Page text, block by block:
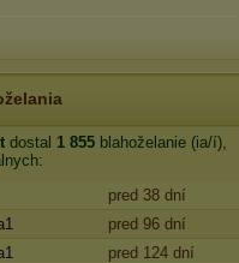
dostal 1 855 blahoželanie (ia/í),
pred 38 dní
pred 96 dní
pred 124 dní